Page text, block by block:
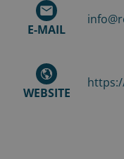
E-MAIL
WEBSITE